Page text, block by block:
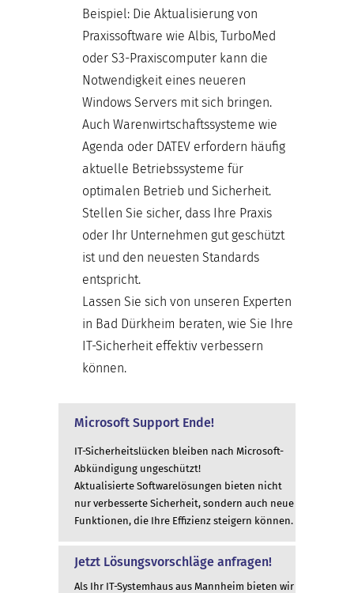
Beispiel: Die Aktualisierung von
Praxissoftware wie Albis, TurboMed
oder S3-Praxiscomputer kann die
Notwendigkeit eines neueren
Windows Servers mit sich bringen.
Auch Warenwirtschaftssysteme wie
Agenda oder DATEV erfordern häufig
aktuelle Betriebssysteme für
optimalen Betrieb und Sicherheit.
Stellen Sie sicher, dass Ihre Praxis
oder Ihr Unternehmen gut geschützt
ist und den neuesten Standards
entspricht.
Lassen Sie sich von unseren Experten
in Bad Dürkheim beraten, wie Sie Ihre
IT-Sicherheit effektiv verbessern
können.
Microsoft Support Ende!
IT-Sicherheitslücken bleiben nach Microsoft-
Abkündigung ungeschützt!
Aktualisierte Softwarelösungen bieten nicht
nur verbesserte Sicherheit, sondern auch neue
Funktionen, die Ihre Effizienz steigern können.
Jetzt Lösungsvorschläge anfragen!
Als Ihr IT-Systemhaus aus Mannheim bieten wir